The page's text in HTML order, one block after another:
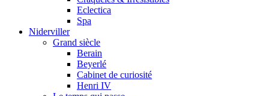
Eclectica
Spa
Niderviller
Grand siècle
Berain
Beyerlé
Cabinet de curiosité
Henri IV